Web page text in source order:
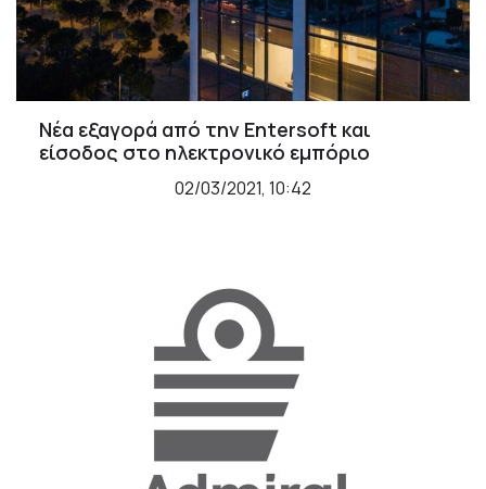
Νέα εξαγορά από την Entersoft και
είσοδος στο ηλεκτρονικό εμπόριο
02/03/2021, 10:42